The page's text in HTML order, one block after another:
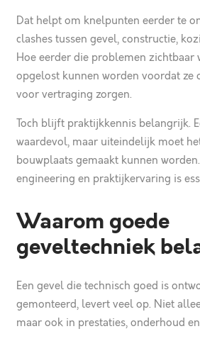
Dat helpt om knelpunten eerder te
clashes tussen gevel, constructie,
Hoe eerder die problemen zichtbaar
opgelost kunnen worden voordat ze
voor vertraging zorgen.
Toch blijft praktijkkennis belangrijk.
waardevol, maar uiteindelijk moet
bouwplaats gemaakt kunnen
engineering en praktijkervaring is
Waarom goede
geveltechniek
Een gevel die technisch goed is
gemonteerd, levert veel op. Niet
maar ook in prestaties, onderhoud